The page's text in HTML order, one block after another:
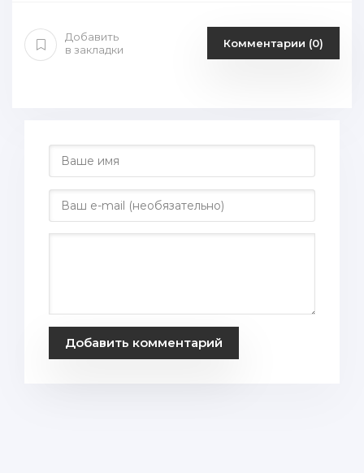
Добавить
в закладки
Комментарии (0)
Добавить комментарий